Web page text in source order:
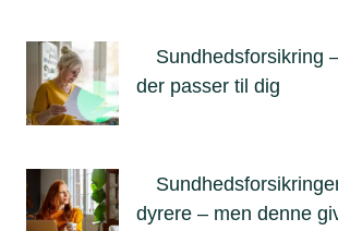
Sundhedsforsikring
der passer til dig
dyrere – men denne